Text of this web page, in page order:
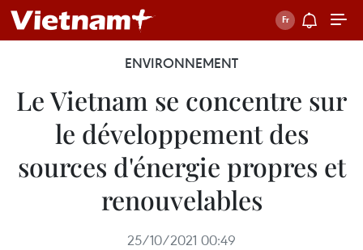
ENVIRONNEMENT
Le Vietnam se concentre sur
le développement des
sources d'énergie propres et
renouvelables
25/10/2021 00:49